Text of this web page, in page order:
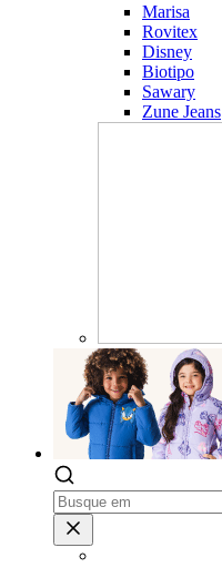
Marisa
Rovitex
Disney
Biotipo
Sawary
Zune Jeans